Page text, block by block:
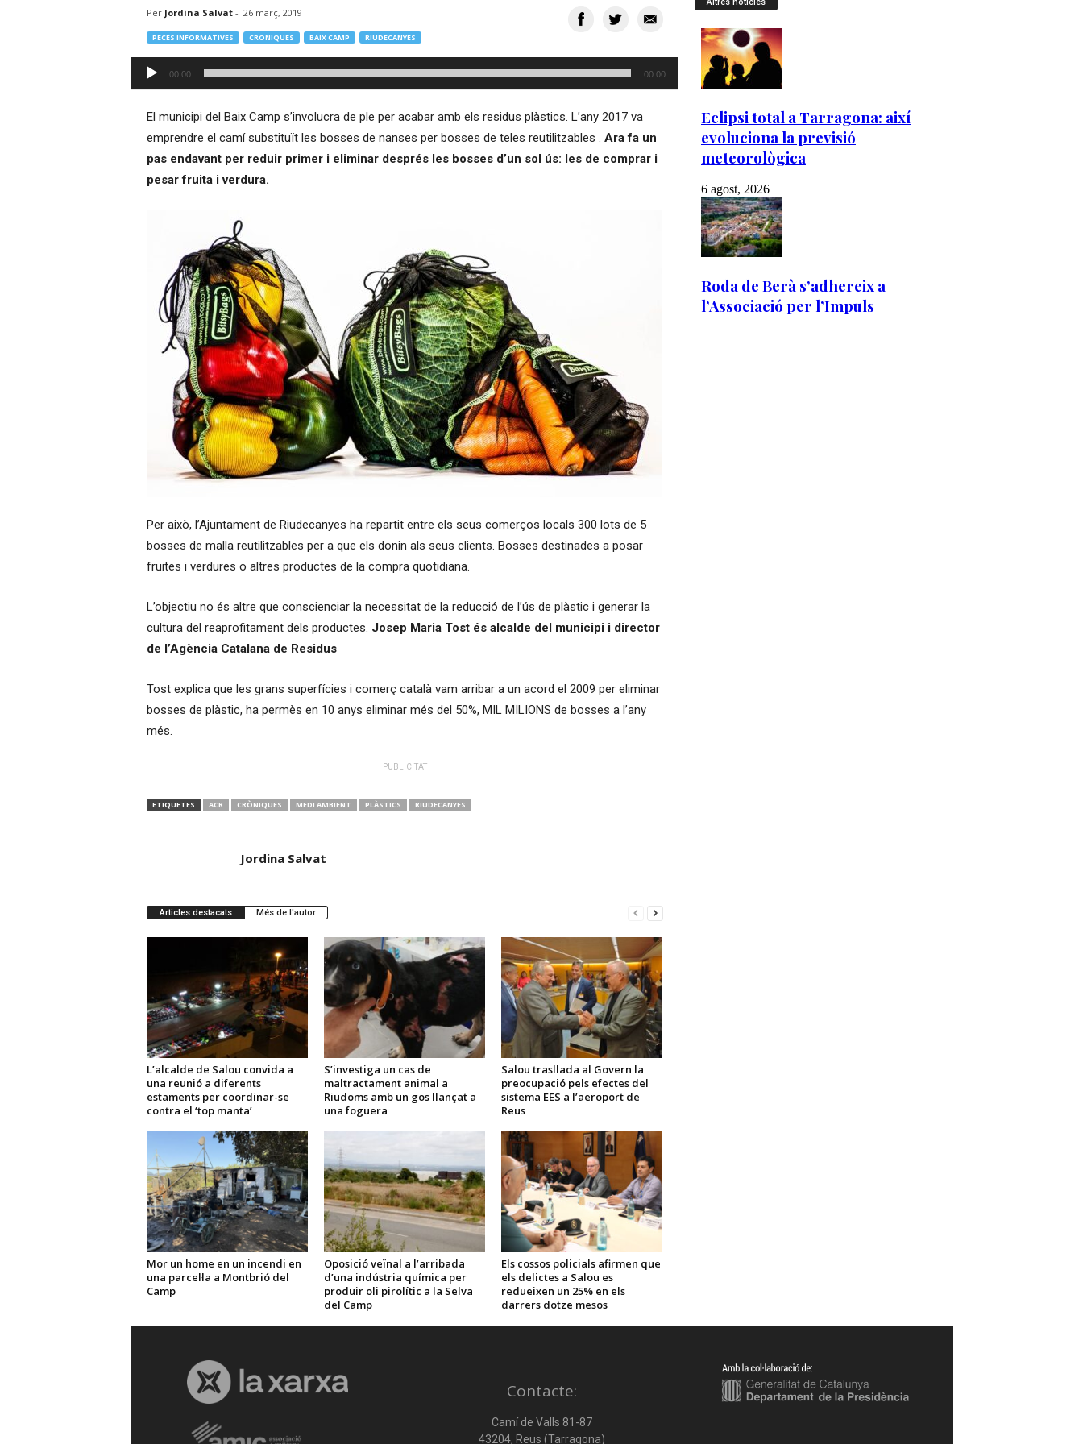
Per Jordina Salvat- 26 març, 2019
PECES INFORMATIVES CRONIQUES BAIX CAMP RIUDECANYES
Reproductor
d'àudio
00:00 00:00
El municipi del Baix Camp s’involucra de ple per acabar amb els residus plàstics. L’any 2017 va
emprendre el camí substituït les bosses de nanses per bosses de teles reutilitzables . Ara fa un
pas endavant per reduir primer i eliminar després les bosses d’un sol ús: les de comprar i
pesar fruita i verdura.
Per això, l’Ajuntament de Riudecanyes ha repartit entre els seus comerços locals 300 lots de 5
bosses de malla reutilitzables per a que els donin als seus clients. Bosses destinades a posar
fruites i verdures o altres productes de la compra quotidiana.
L’objectiu no és altre que conscienciar la necessitat de la reducció de l’ús de plàstic i generar la
cultura del reaprofitament dels productes. Josep Maria Tost és alcalde del municipi i director
de l’Agència Catalana de Residus
Tost explica que les grans superfícies i comerç català vam arribar a un acord el 2009 per eliminar
bosses de plàstic, ha permès en 10 anys eliminar més del 50%, MIL MILIONS de bosses a l’any
més.
PUBLICITAT
ETIQUETES ACR CRÒNIQUES MEDI AMBIENT PLÀSTICS RIUDECANYES
Jordina Salvat
Articles destacats Més de l'autor
L’alcalde de Salou convida a
una reunió a diferents
estaments per coordinar-se
contra el ‘top manta’
S’investiga un cas de
maltractament animal a
Riudoms amb un gos llançat a
una foguera
Salou trasllada al Govern la
preocupació pels efectes del
sistema EES a l’aeroport de
Reus
Mor un home en un incendi en
una parcel·la a Montbrió del
Camp
Oposició veïnal a l’arribada
d’una indústria química per
produir oli pirolític a la Selva
del Camp
Els cossos policials afirmen que
els delictes a Salou es
redueixen un 25% en els
darrers dotze mesos
Contacte:
Camí de Valls 81-87
43204, Reus (Tarragona)